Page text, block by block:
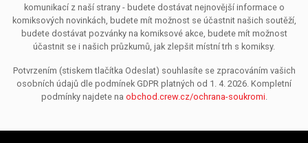
komunikací z naší strany - budete dostávat nejnovější informace o
komiksových novinkách, budete mít možnost se účastnit našich soutěží,
budete dostávat pozvánky na komiksové akce, budete mít možnost
účastnit se i našich průzkumů, jak zlepšit místní trh s komiksy.
Potvrzením (stiskem tlačítka Odeslat) souhlasíte se zpracováním vašich
osobních údajů dle podmínek GDPR platných od 1. 4. 2026. Kompletní
podmínky najdete na obchod.crew.cz/ochrana-soukromi.